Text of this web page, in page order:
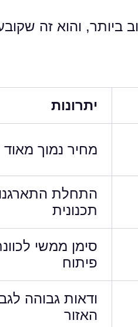
והוא זה
יתרונות
מחיר נמוך מאוד
התחלת
תכנונית
סימן ממשי
פיתוח
ודאות גבוהה
האזור